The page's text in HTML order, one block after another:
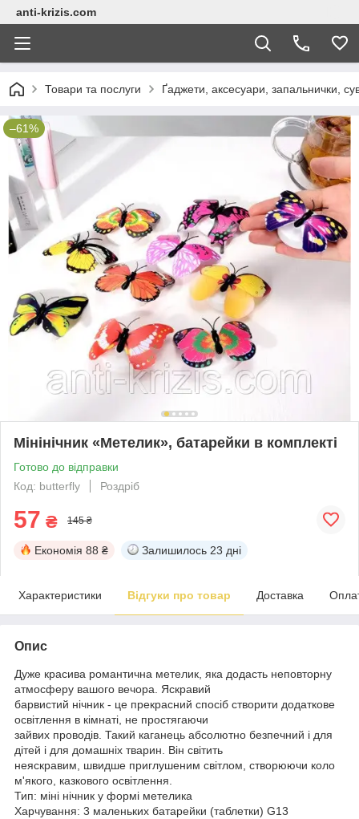
anti-krizis.com
Товари та послуги Ґаджети, аксесуари, запальнички,
–61%
Мінінічник «Метелик», батарейки в комплекті
Готово до відправки
Код: butterfly
Роздріб
57 ₴ 145 ₴
Економія 88 ₴ Залишилось 23 дні
Характеристики Відгуки про товар Доставка
Опис
Дуже красива романтична метелик, яка додасть неповторну
атмосферу вашого вечора. Яскравий
барвистий нічник - це прекрасний спосіб створити додаткове
освітлення в кімнаті, не простягаючи
зайвих проводів. Такий каганець абсолютно безпечний і для
дітей і для домашніх тварин. Він світить
неяскравим, швидше приглушеним світлом, створюючи коло
м'якого, казкового освітлення.
Тип: міні нічник у формі метелика
Харчування: 3 маленьких батарейки (таблетки) G13